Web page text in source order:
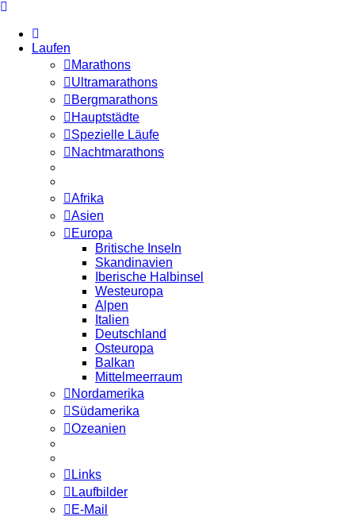
Laufen
Marathons
Ultramarathons
Bergmarathons
Hauptstädte
Spezielle Läufe
Nachtmarathons
Afrika
Asien
Europa
Britische Inseln
Skandinavien
Iberische Halbinsel
Westeuropa
Alpen
Italien
Deutschland
Osteuropa
Balkan
Mittelmeerraum
Nordamerika
Südamerika
Ozeanien
Links
Laufbilder
E-Mail